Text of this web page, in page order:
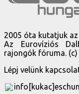
2005 óta kutatjuk
Az Eurovíziós
rajongók fóruma. (c)
Lépj velünk